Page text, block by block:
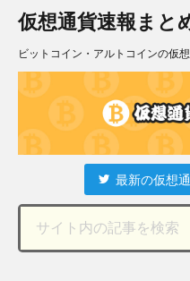
仮想通貨速報まと
ビットコイン・アルトコインの仮
最新の仮想